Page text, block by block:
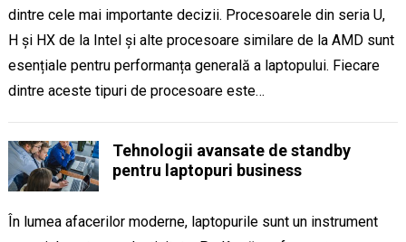
dintre cele mai importante decizii. Procesoarele din seria U,
H și HX de la Intel și alte procesoare similare de la AMD sunt
esențiale pentru performanța generală a laptopului. Fiecare
dintre aceste tipuri de procesoare este…
Tehnologii avansate de standby
pentru laptopuri business
În lumea afacerilor moderne, laptopurile sunt un instrument